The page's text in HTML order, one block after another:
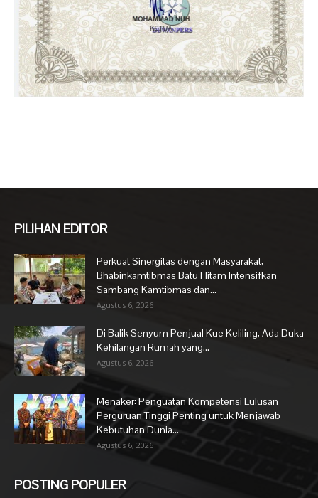
PILIHAN EDITOR
Perkuat Sinergitas dengan Masyarakat,
Bhabinkamtibmas Batu Hitam Intensifkan
Sambang Kamtibmas dan...
Agustus 6, 2026
Di Balik Senyum Penjual Kue Keliling, Ada Duka
Kehilangan Rumah yang...
Agustus 6, 2026
Menaker: Penguatan Kompetensi Lulusan
Perguruan Tinggi Penting untuk Menjawab
Kebutuhan Dunia...
Agustus 6, 2026
POSTING POPULER